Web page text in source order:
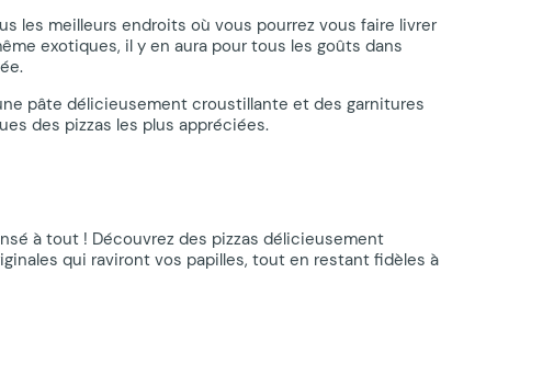
les meilleurs endroits où vous pourrez vous faire livrer
exotiques, il y en aura pour tous les goûts dans
pâte délicieusement croustillante et des garnitures
des pizzas les plus appréciées.
à tout ! Découvrez des pizzas délicieusement
qui raviront vos papilles, tout en restant fidèles à